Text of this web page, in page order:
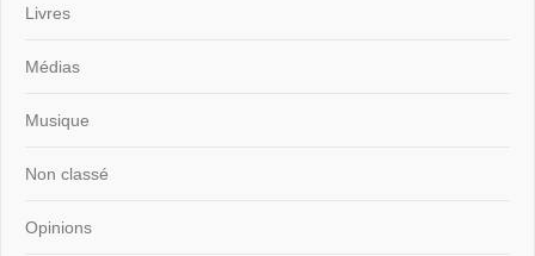
Livres
Médias
Musique
Non classé
Opinions